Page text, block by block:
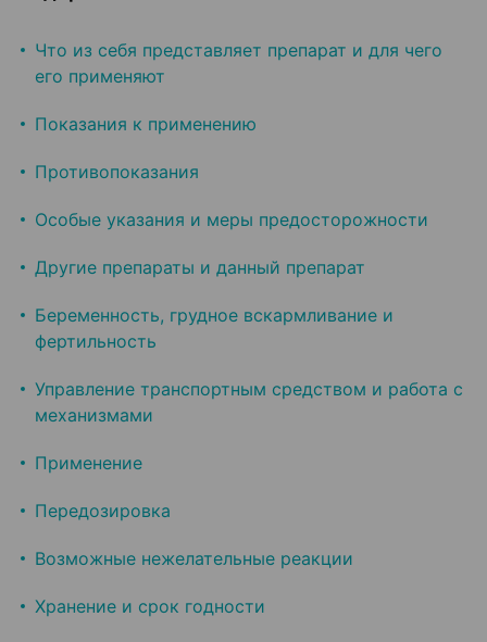
Что из себя представляет препарат и для чего
его применяют
Показания к применению
Противопоказания
Особые указания и меры предосторожности
Другие препараты и данный препарат
Беременность, грудное вскармливание и
фертильность
Управление транспортным средством и работа с
механизмами
Применение
Передозировка
Возможные нежелательные реакции
Хранение и срок годности